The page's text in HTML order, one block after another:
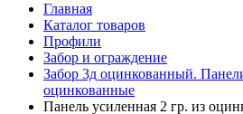
Главная
Каталог товаров
Профили
Забор и ограждение
Забор 3д оцинкованный.
оцинкованные
Панель усиленная 2 гр. из